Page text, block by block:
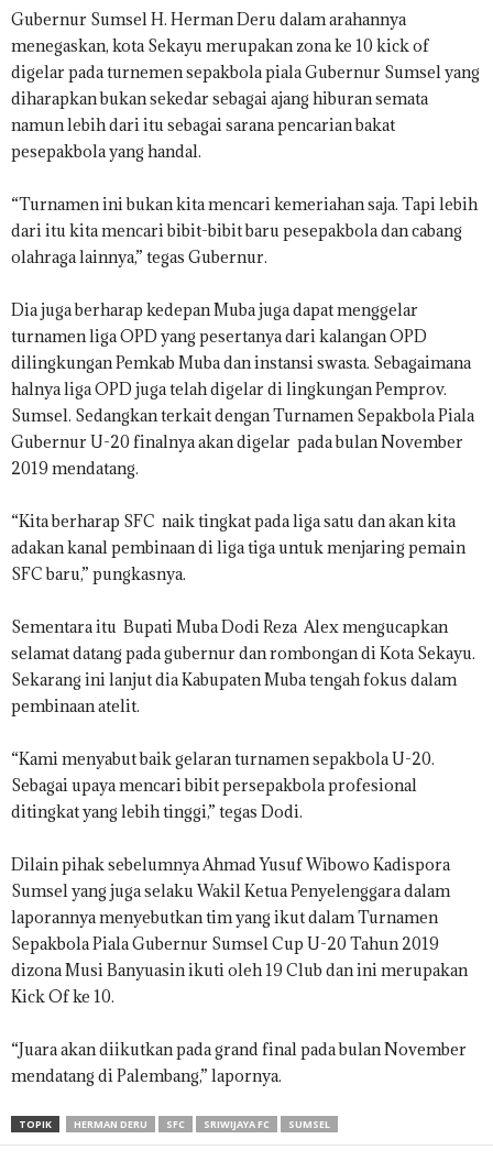
Gubernur Sumsel H. Herman Deru dalam arahannya
menegaskan, kota Sekayu merupakan zona ke 10 kick of
digelar pada turnemen sepakbola piala Gubernur Sumsel yang
diharapkan bukan sekedar sebagai ajang hiburan semata
namun lebih dari itu sebagai sarana pencarian bakat
pesepakbola yang handal.
“Turnamen ini bukan kita mencari kemeriahan saja. Tapi lebih
dari itu kita mencari bibit-bibit baru pesepakbola dan cabang
olahraga lainnya,” tegas Gubernur.
Dia juga berharap kedepan Muba juga dapat menggelar
turnamen liga OPD yang pesertanya dari kalangan OPD
dilingkungan Pemkab Muba dan instansi swasta. Sebagaimana
halnya liga OPD juga telah digelar di lingkungan Pemprov.
Sumsel. Sedangkan terkait dengan Turnamen Sepakbola Piala
Gubernur U-20 finalnya akan digelar pada bulan November
2019 mendatang.
“Kita berharap SFC naik tingkat pada liga satu dan akan kita
adakan kanal pembinaan di liga tiga untuk menjaring pemain
SFC baru,” pungkasnya.
Sementara itu Bupati Muba Dodi Reza Alex mengucapkan
selamat datang pada gubernur dan rombongan di Kota Sekayu.
Sekarang ini lanjut dia Kabupaten Muba tengah fokus dalam
pembinaan atelit.
“Kami menyabut baik gelaran turnamen sepakbola U-20.
Sebagai upaya mencari bibit persepakbola profesional
ditingkat yang lebih tinggi,” tegas Dodi.
Dilain pihak sebelumnya Ahmad Yusuf Wibowo Kadispora
Sumsel yang juga selaku Wakil Ketua Penyelenggara dalam
laporannya menyebutkan tim yang ikut dalam Turnamen
Sepakbola Piala Gubernur Sumsel Cup U-20 Tahun 2019
dizona Musi Banyuasin ikuti oleh 19 Club dan ini merupakan
Kick Of ke 10.
“Juara akan diikutkan pada grand final pada bulan November
mendatang di Palembang,” lapornya.
TOPIK HERMAN DERU SFC SRIWIJAYA FC SUMSEL